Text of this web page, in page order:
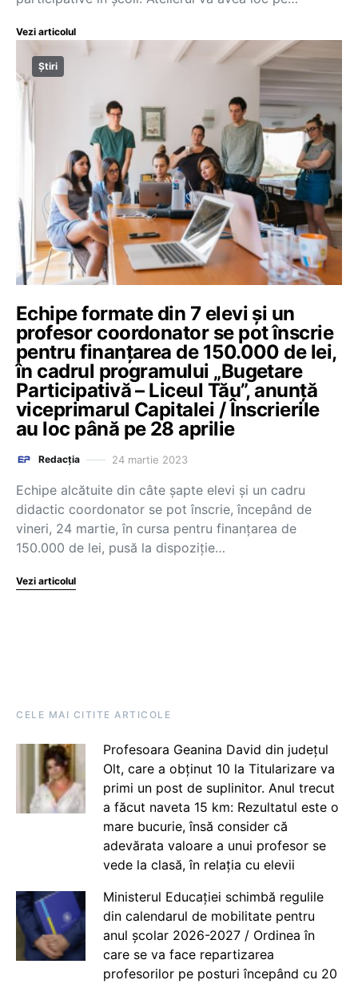
Vezi articolul
Știri
Echipe formate din 7 elevi și un
profesor coordonator se pot înscrie
pentru finanțarea de 150.000 de lei,
în cadrul programului „Bugetare
Participativă – Liceul Tău”, anunță
viceprimarul Capitalei / Înscrierile
au loc până pe 28 aprilie
Redacția 24 martie 2023
Echipe alcătuite din câte şapte elevi şi un cadru
didactic coordonator se pot înscrie, începând de
vineri, 24 martie, în cursa pentru finanţarea de
150.000 de lei, pusă la dispoziţie…
Vezi articolul
CELE MAI CITITE ARTICOLE
Profesoara Geanina David din județul
Olt, care a obținut 10 la Titularizare va
primi un post de suplinitor. Anul trecut
a făcut naveta 15 km: Rezultatul este o
mare bucurie, însă consider că
adevărata valoare a unui profesor se
vede la clasă, în relația cu elevii
Ministerul Educației schimbă regulile
din calendarul de mobilitate pentru
anul școlar 2026-2027 / Ordinea în
care se va face repartizarea
profesorilor pe posturi începând cu 20